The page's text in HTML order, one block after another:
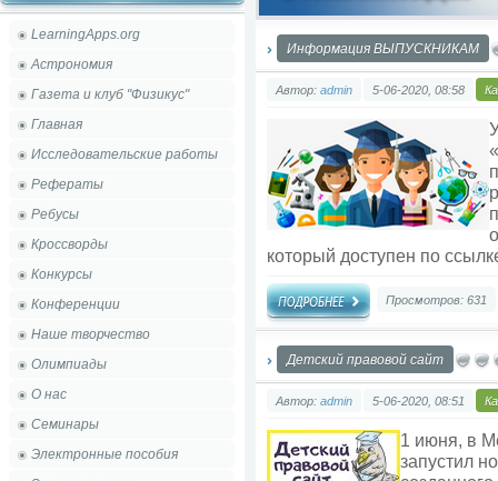
LearningApps.org
Астрономия
Газета и клуб "Физикус"
Главная
Исследовательские работы
Рефераты
Ребусы
Кроссворды
Конкурсы
Конференции
Наше творчество
Олимпиады
О нас
Семинары
Электронные пособия
Информация ВЫПУСКНИКАМ
Автор: admin 5-06-2020, 08:58
который доступен по
Просмотров: 631
Детский правовой сайт
Автор: admin 5-06-2020, 08:51
1 июня, в
запустил